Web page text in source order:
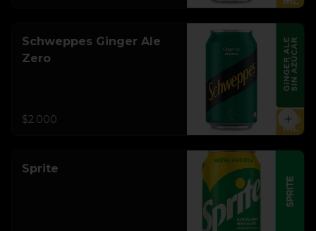
Schweppes Ginger Ale
Zero
$2.000
Sprite